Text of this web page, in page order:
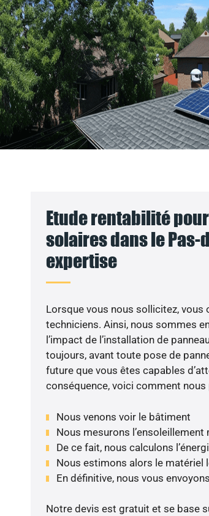
Etude rentabilité
solaires dans le Pas-
expertise
Lorsque vous nous sollicitez, vous
techniciens. Ainsi, nous sommes
l’impact de l’installation de
toujours, avant toute pose de
future que vous êtes capables
conséquence, voici comment nous
Nous venons voir le bâtiment
Nous mesurons l’ensoleillement
De ce fait, nous calculons
Nous estimons alors le matériel
En définitive, nous vous
Notre devis est gratuit et se base